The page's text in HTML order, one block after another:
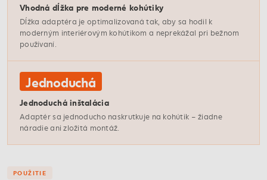
Vhodná dĺžka pre moderné kohútiky
Dĺžka adaptéra je optimalizovaná tak, aby sa hodil k
moderným interiérovým kohútikom a neprekážal pri bežnom
používaní.
Jednoduchá
Jednoduchá inštalácia
Adaptér sa jednoducho naskrutkuje na kohútik – žiadne
náradie ani zložitá montáž.
POUŽITIE